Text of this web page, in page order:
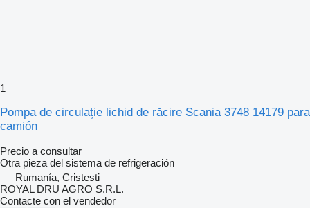
1
Pompa de circulație lichid de răcire Scania 3748 14179 para
camión
Precio a consultar
Otra pieza del sistema de refrigeración
Rumanía, Cristesti
ROYAL DRU AGRO S.R.L.
Contacte con el vendedor